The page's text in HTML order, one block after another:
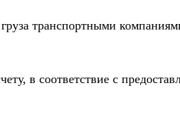
транспортными
в соответствие с